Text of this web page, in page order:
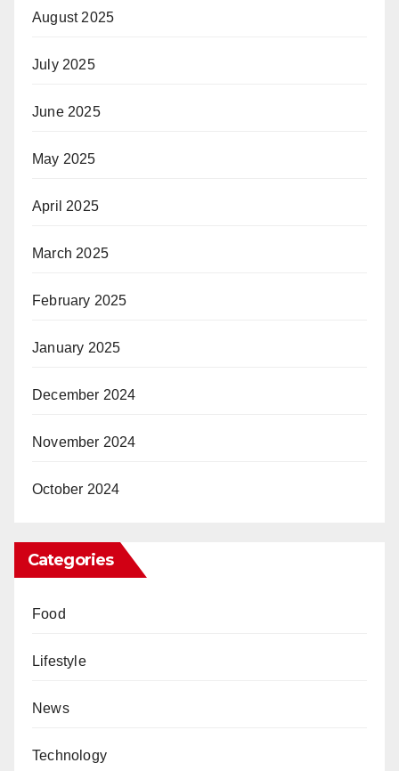
August 2025
July 2025
June 2025
May 2025
April 2025
March 2025
February 2025
January 2025
December 2024
November 2024
October 2024
Categories
Food
Lifestyle
News
Technology